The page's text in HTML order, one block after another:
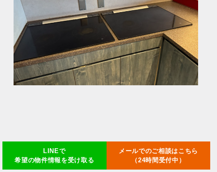
LINEで
希望の物件情報を受け取る
メールでのご相談はこちら
（24時間受付中）